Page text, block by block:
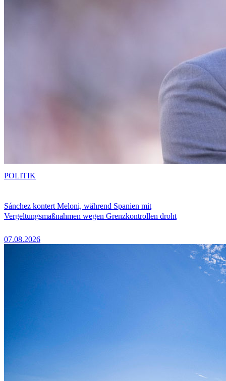
Sánchez kontert Meloni, während Spanien mit
Vergeltungsmaßnahmen wegen Grenzkontrollen droht
07.08.2026
POLITIK